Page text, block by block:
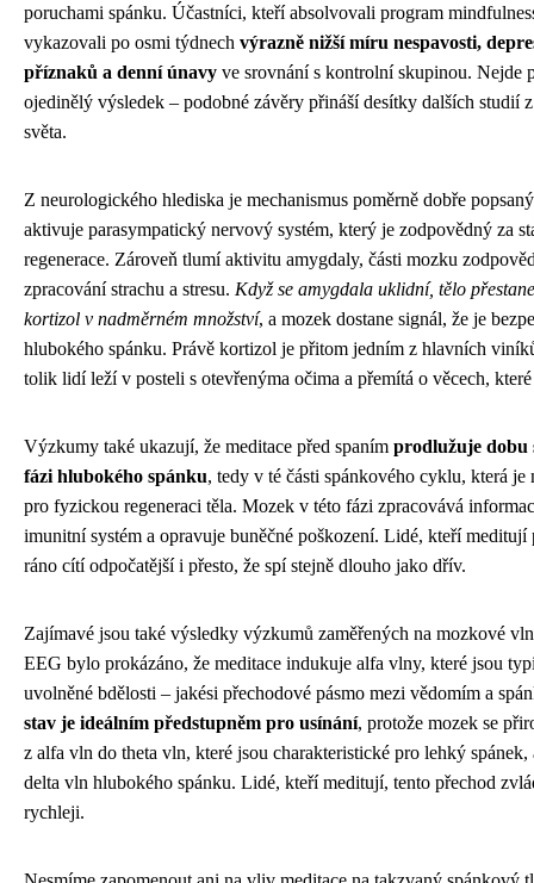
poruchami spánku. Účastníci, kteří absolvovali program
vykazovali po osmi týdnech výrazně nižší míru nespavosti,
příznaků a denní únavy ve srovnání s kontrolní skupinou. Nejde
ojedinělý výsledek – podobné závěry přináší desítky dalších studií
světa.
Z neurologického hlediska je mechanismus poměrně dobře
aktivuje parasympatický nervový systém, který je zodpovědný za
regenerace. Zároveň tlumí aktivitu amygdaly, části mozku
zpracování strachu a stresu. Když se amygdala uklidní, tělo
kortizol v nadměrném množství, a mozek dostane signál, že je
hlubokého spánku. Právě kortizol je přitom jedním z hlavních
tolik lidí leží v posteli s otevřenýma očima a přemítá o věcech,
Výzkumy také ukazují, že meditace před spaním prodlužuje dobu
fázi hlubokého spánku, tedy v té části spánkového cyklu, která je
pro fyzickou regeneraci těla. Mozek v této fázi zpracovává
imunitní systém a opravuje buněčné poškození. Lidé, kteří meditují
ráno cítí odpočatější i přesto, že spí stejně dlouho jako dřív.
Zajímavé jsou také výsledky výzkumů zaměřených na mozkové
EEG bylo prokázáno, že meditace indukuje alfa vlny, které jsou
uvolněné bdělosti – jakési přechodové pásmo mezi vědomím a
stav je ideálním předstupněm pro usínání, protože mozek se
z alfa vln do theta vln, které jsou charakteristické pro lehký spánek,
delta vln hlubokého spánku. Lidé, kteří meditují, tento přechod
rychleji.